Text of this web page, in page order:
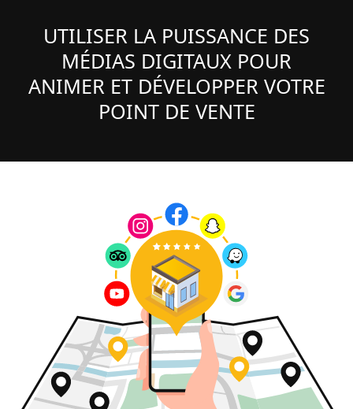
UTILISER LA PUISSANCE DES
MÉDIAS DIGITAUX POUR
ANIMER ET DÉVELOPPER VOTRE
POINT DE VENTE